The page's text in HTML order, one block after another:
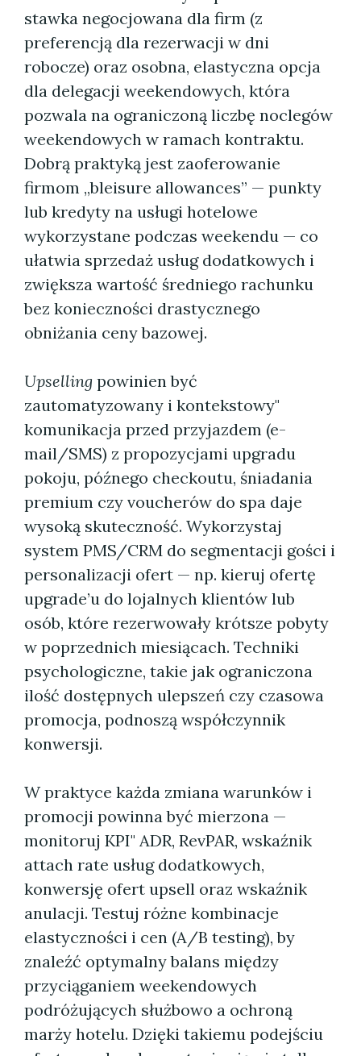
stawka negocjowana dla firm (z
preferencją dla rezerwacji w dni
robocze) oraz osobna, elastyczna opcja
dla delegacji weekendowych, która
pozwala na ograniczoną liczbę noclegów
weekendowych w ramach kontraktu.
Dobrą praktyką jest zaoferowanie
firmom „bleisure allowances” — punkty
lub kredyty na usługi hotelowe
wykorzystane podczas weekendu — co
ułatwia sprzedaż usług dodatkowych i
zwiększa wartość średniego rachunku
bez konieczności drastycznego
obniżania ceny bazowej.
Upselling powinien być
zautomatyzowany i kontekstowy"
komunikacja przed przyjazdem (e-
mail/SMS) z propozycjami upgradu
pokoju, późnego checkoutu, śniadania
premium czy voucherów do spa daje
wysoką skuteczność. Wykorzystaj
system PMS/CRM do segmentacji gości i
personalizacji ofert — np. kieruj ofertę
upgrade’u do lojalnych klientów lub
osób, które rezerwowały krótsze pobyty
w poprzednich miesiącach. Techniki
psychologiczne, takie jak ograniczona
ilość dostępnych ulepszeń czy czasowa
promocja, podnoszą współczynnik
konwersji.
W praktyce każda zmiana warunków i
promocji powinna być mierzona —
monitoruj KPI" ADR, RevPAR, wskaźnik
attach rate usług dodatkowych,
konwersję ofert upsell oraz wskaźnik
anulacji. Testuj różne kombinacje
elastyczności i cen (A/B testing), by
znaleźć optymalny balans między
przyciąganiem weekendowych
podróżujących służbowo a ochroną
marży hotelu. Dzięki takiemu podejściu